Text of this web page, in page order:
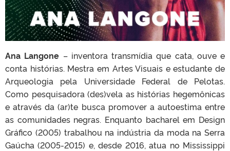
Ana Langone – inventora transmídia que cata, ouve e
conta histórias. Mestra em Artes Visuais e estudante de
Arqueologia pela Universidade Federal de Pelotas.
Como pesquisadora (des)vela as histórias hegemônicas
e através da (ar)te busca promover a autoestima entre
as comunidades negras. Enquanto bacharel em Design
Gráfico (2005) trabalhou na indústria da moda na Serra
Gaúcha (2005-2015) e, desde 2016, atua no Mississippi